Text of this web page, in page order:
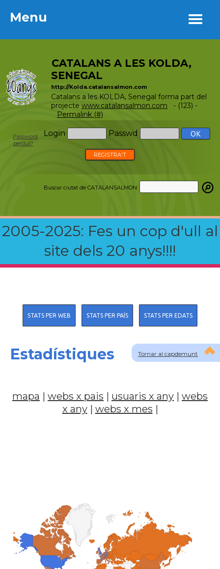
Menu
CATALANS A LES KOLDA,
SENEGAL
http://Kolda.catalansalmon.com
Catalans a les KOLDA, Senegal forma part del
projecte www.catalansalmon.com - (123) -
Permalink (#)
Login Passwd
Password
perdut?
REGISTRA'T
Buscar ciutat de CATALANSALMON:
2005-2025: Fes un cop d'ull al
site dels 20 anys!!!!
Menu
Tornar al capdemunt
STATS PER WEB STATS PER PAÍS STATS PER EDATS
Estadístiques
mapa | webs x pais | usuaris x any | webs
x any| webs x mes |